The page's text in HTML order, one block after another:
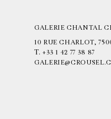
GALERIE CHANTAL
10 RUE CHARLOT,
T. +33 1 42 77 38 87